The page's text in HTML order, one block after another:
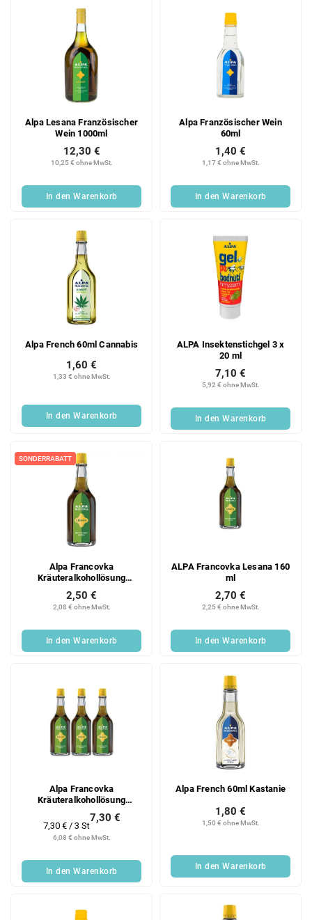
Alpa Lesana Französischer
Wein 1000ml
10,25 € ohne MwSt.
12,30 €
In den Warenkorb
Alpa Französischer Wein
60ml
1,17 € ohne MwSt.
1,40 €
In den Warenkorb
Alpa French 60ml Cannabis
1,33 € ohne MwSt.
1,60 €
In den Warenkorb
ALPA Insektenstichgel 3 x
20 ml
5,92 € ohne MwSt.
7,10 €
In den Warenkorb
SONDERRABATT
Alpa Francovka
Kräuteralkohollösung
2,08 € ohne MwSt.
2,50 €
In den Warenkorb
ALPA Francovka Lesana 160
ml
2,25 € ohne MwSt.
2,70 €
In den Warenkorb
Alpa Francovka
Kräuteralkohollösung
6,08 € ohne MwSt.
7,30 €
Verkaufspreis:
7,30 € / 3 St
In den Warenkorb
Alpa French 60ml Kastanie
1,50 € ohne MwSt.
1,80 €
In den Warenkorb